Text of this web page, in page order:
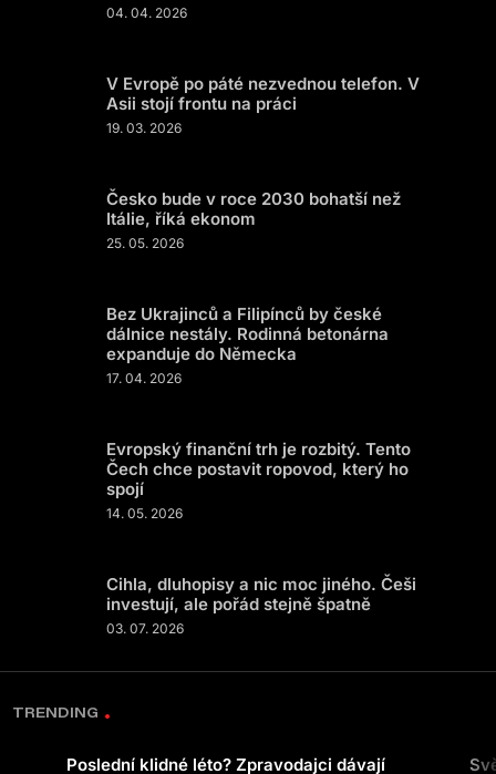
04. 04. 2026
V Evropě po páté nezvednou telefon. V
Asii stojí frontu na práci
19. 03. 2026
Česko bude v roce 2030 bohatší než
Itálie, říká ekonom
25. 05. 2026
Bez Ukrajinců a Filipínců by české
dálnice nestály. Rodinná betonárna
expanduje do Německa
17. 04. 2026
Evropský finanční trh je rozbitý. Tento
Čech chce postavit ropovod, který ho
spojí
14. 05. 2026
Cihla, dluhopisy a nic moc jiného. Češi
investují, ale pořád stejně špatně
03. 07. 2026
TRENDING
Poslední klidné léto? Zpravodajci dávají